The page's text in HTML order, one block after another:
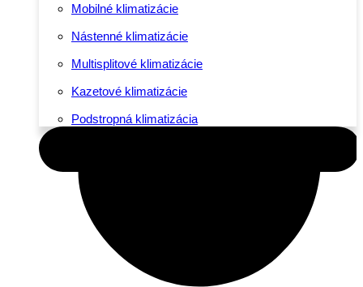
Mobilné klimatizácie
Nástenné klimatizácie
Multisplitové klimatizácie
Kazetové klimatizácie
Podstropná klimatizácia